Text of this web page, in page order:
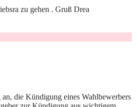
zu gehen . Gruß Drea
die Kündigung eines Wahlbewerbers